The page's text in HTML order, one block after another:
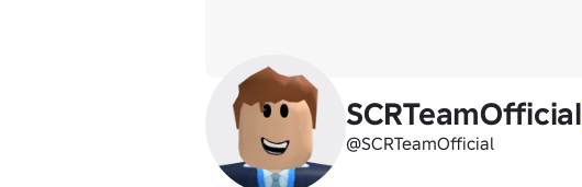
SCRTeamOfficial
@SCRTeamOfficial